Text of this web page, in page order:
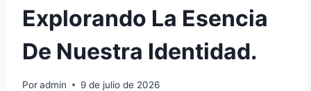
Explorando La Esencia
De Nuestra Identidad.
Poradmin 9 de julio de 2026